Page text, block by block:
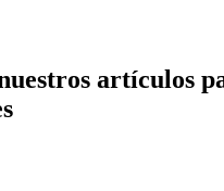
artículos